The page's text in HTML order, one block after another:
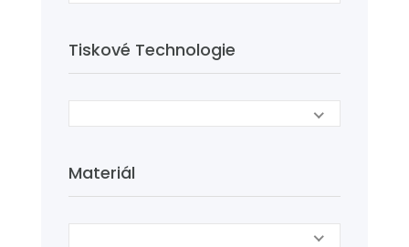
Tiskové Technologie
Materiál